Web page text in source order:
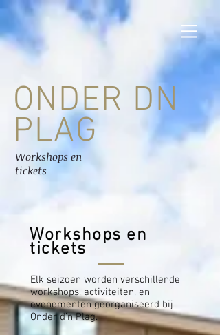
ONDER DN
PLAG
Workshops en
tickets
Workshops en
tickets
Elk seizoen worden verschillende
workshops, activiteiten, en
evenementen georganiseerd bij
Onder d’n Plag.